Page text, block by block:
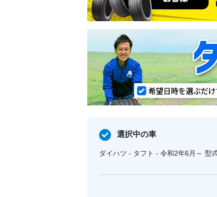
選択中の車
ダイハツ - タフト - 令和2年6月～ 型